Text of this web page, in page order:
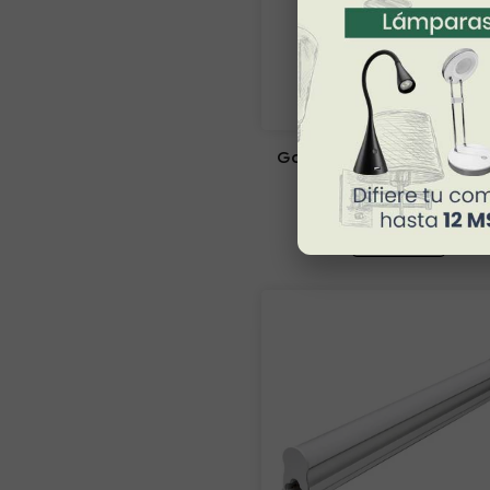
Gabinete LED PIXIS
GABLED-640-013
$ 225.00